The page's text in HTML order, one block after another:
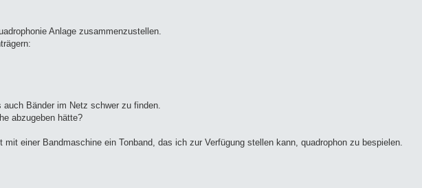
Anlage zusammenzustellen.
Bänder im Netz schwer zu finden.
abzugeben hätte?
einer Bandmaschine ein Tonband, das ich zur Verfügung stellen kann, quadrophon zu bespielen.